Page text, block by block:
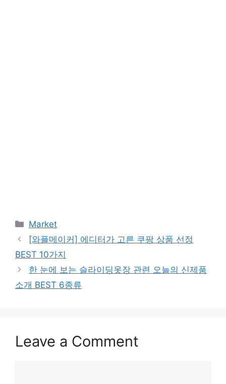
Categories
Market
[와플메이커] 에디터가 고른 쿠팡 상품 선정
BEST 10가지
한 눈에 보는 슬라이딩옷장 관련 오늘의 신제품
소개 BEST 6종류
Leave a Comment